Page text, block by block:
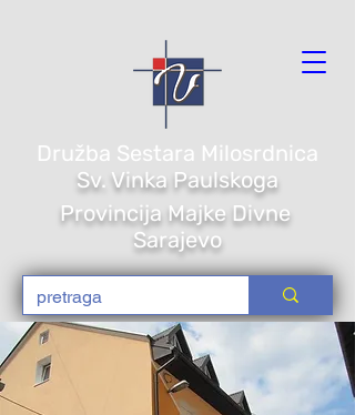
Družba Sestara Milosrdnica
Sv. Vinka Paulskoga
Provincija Majke Divne
Sarajevo